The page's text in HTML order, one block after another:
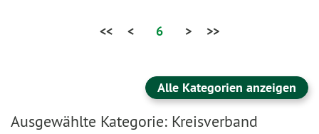
<< < 6 > >>
Alle Kategorien anzeigen
Ausgewählte Kategorie: Kreisverband